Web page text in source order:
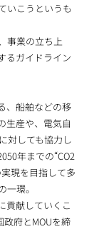
いこうというも
事業の立ち上
るガイドライン
、船舶などの移
生産や、電気自
対しても協力し
年までの“CO2
現を目指して多
環。
貢献していくこ
府とMOUを締